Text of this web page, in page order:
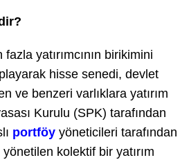
fazla yatırımcının birikimini
hisse senedi, devlet
ve benzeri varlıklara yatırım
Kurulu (SPK) tarafından
portföy yöneticileri tarafından
kolektif bir yatırım